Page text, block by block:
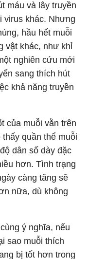
máu và lây truyền
virus khác. Nhưng
hầu hết muỗi
vật khác, như khỉ
nghiên cứu mới
sang thích hút
khả năng truyền
của muỗi vằn trên
quần thể muỗi
dân số dày đặc
hơn. Tình trạng
càng tăng sẽ
nữa, dù không
ý nghĩa, nếu
sao muỗi thích
bị tốt hơn trong